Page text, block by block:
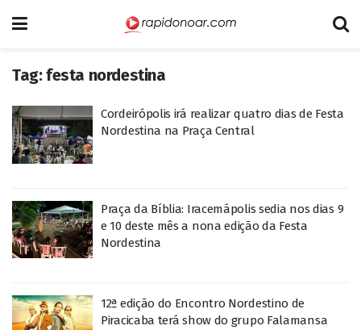
Tag:festa nordestina
Cordeirópolis irá realizar quatro dias de Festa
Nordestina na Praça Central
Praça da Bíblia: Iracemápolis sedia nos dias 9
e 10 deste mês a nona edição da Festa
Nordestina
12ª edição do Encontro Nordestino de
Piracicaba terá show do grupo Falamansa